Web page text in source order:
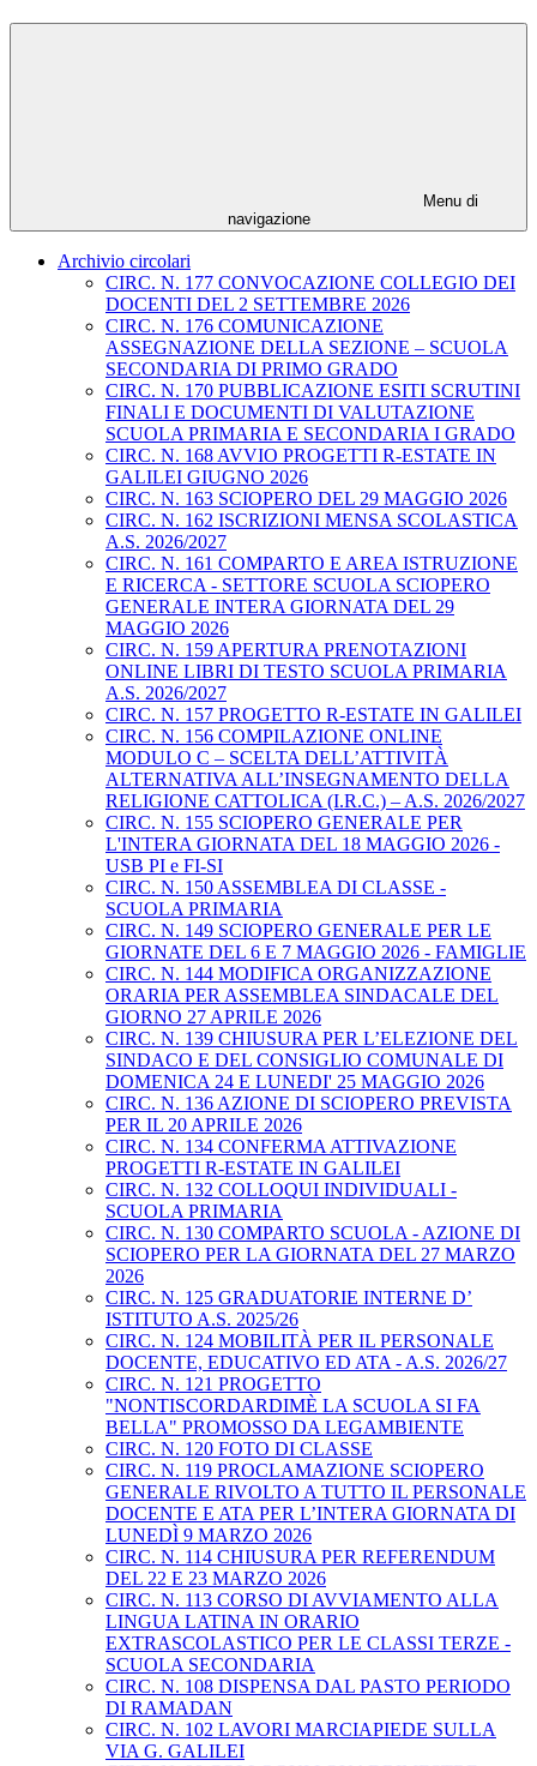
Menu di
navigazione
Archivio circolari
CIRC. N. 177 CONVOCAZIONE COLLEGIO DEI
DOCENTI DEL 2 SETTEMBRE 2026
CIRC. N. 176 COMUNICAZIONE
ASSEGNAZIONE DELLA SEZIONE – SCUOLA
SECONDARIA DI PRIMO GRADO
CIRC. N. 170 PUBBLICAZIONE ESITI SCRUTINI
FINALI E DOCUMENTI DI VALUTAZIONE
SCUOLA PRIMARIA E SECONDARIA I GRADO
CIRC. N. 168 AVVIO PROGETTI R-ESTATE IN
GALILEI GIUGNO 2026
CIRC. N. 163 SCIOPERO DEL 29 MAGGIO 2026
CIRC. N. 162 ISCRIZIONI MENSA SCOLASTICA
A.S. 2026/2027
CIRC. N. 161 COMPARTO E AREA ISTRUZIONE
E RICERCA - SETTORE SCUOLA SCIOPERO
GENERALE INTERA GIORNATA DEL 29
MAGGIO 2026
CIRC. N. 159 APERTURA PRENOTAZIONI
ONLINE LIBRI DI TESTO SCUOLA PRIMARIA
A.S. 2026/2027
CIRC. N. 157 PROGETTO R-ESTATE IN GALILEI
CIRC. N. 156 COMPILAZIONE ONLINE
MODULO C – SCELTA DELL’ATTIVITÀ
ALTERNATIVA ALL’INSEGNAMENTO DELLA
RELIGIONE CATTOLICA (I.R.C.) – A.S. 2026/2027
CIRC. N. 155 SCIOPERO GENERALE PER
L'INTERA GIORNATA DEL 18 MAGGIO 2026 -
USB PI e FI-SI
CIRC. N. 150 ASSEMBLEA DI CLASSE -
SCUOLA PRIMARIA
CIRC. N. 149 SCIOPERO GENERALE PER LE
GIORNATE DEL 6 E 7 MAGGIO 2026 - FAMIGLIE
CIRC. N. 144 MODIFICA ORGANIZZAZIONE
ORARIA PER ASSEMBLEA SINDACALE DEL
GIORNO 27 APRILE 2026
CIRC. N. 139 CHIUSURA PER L’ELEZIONE DEL
SINDACO E DEL CONSIGLIO COMUNALE DI
DOMENICA 24 E LUNEDI' 25 MAGGIO 2026
CIRC. N. 136 AZIONE DI SCIOPERO PREVISTA
PER IL 20 APRILE 2026
CIRC. N. 134 CONFERMA ATTIVAZIONE
PROGETTI R-ESTATE IN GALILEI
CIRC. N. 132 COLLOQUI INDIVIDUALI -
SCUOLA PRIMARIA
CIRC. N. 130 COMPARTO SCUOLA - AZIONE DI
SCIOPERO PER LA GIORNATA DEL 27 MARZO
2026
CIRC. N. 125 GRADUATORIE INTERNE D’
ISTITUTO A.S. 2025/26
CIRC. N. 124 MOBILITÀ PER IL PERSONALE
DOCENTE, EDUCATIVO ED ATA - A.S. 2026/27
CIRC. N. 121 PROGETTO
"NONTISCORDARDIMÈ LA SCUOLA SI FA
BELLA" PROMOSSO DA LEGAMBIENTE
CIRC. N. 120 FOTO DI CLASSE
CIRC. N. 119 PROCLAMAZIONE SCIOPERO
GENERALE RIVOLTO A TUTTO IL PERSONALE
DOCENTE E ATA PER L’INTERA GIORNATA DI
LUNEDÌ 9 MARZO 2026
CIRC. N. 114 CHIUSURA PER REFERENDUM
DEL 22 E 23 MARZO 2026
CIRC. N. 113 CORSO DI AVVIAMENTO ALLA
LINGUA LATINA IN ORARIO
EXTRASCOLASTICO PER LE CLASSI TERZE -
SCUOLA SECONDARIA
CIRC. N. 108 DISPENSA DAL PASTO PERIODO
DI RAMADAN
CIRC. N. 102 LAVORI MARCIAPIEDE SULLA
VIA G. GALILEI